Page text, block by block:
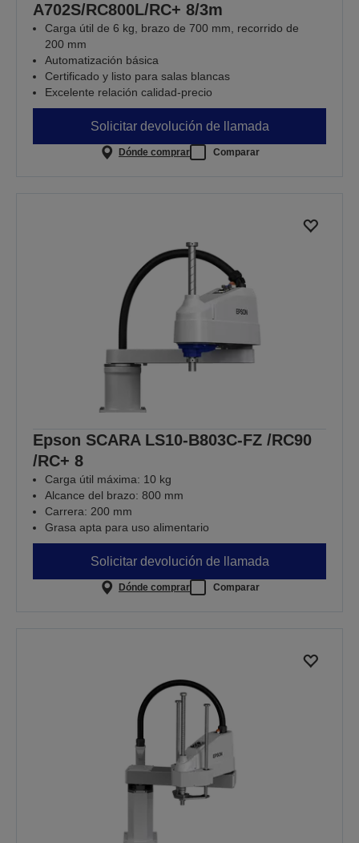
A702S/RC800L/RC+ 8/3m
Carga útil de 6 kg, brazo de 700 mm, recorrido de
200 mm
Automatización básica
Certificado y listo para salas blancas
Excelente relación calidad-precio
Solicitar devolución de llamada
Dónde comprar Comparar
Epson SCARA LS10-B803C-FZ /RC90
/RC+ 8
Carga útil máxima: 10 kg
Alcance del brazo: 800 mm
Carrera: 200 mm
Grasa apta para uso alimentario
Solicitar devolución de llamada
Dónde comprar Comparar